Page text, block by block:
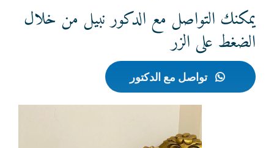
يمكنك التواصل مع الدكور نبيل من خلال
الضغط على الزر
تواصل مع الدكتور